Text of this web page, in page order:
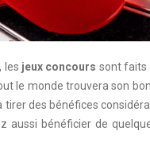
les jeux concours sont faits
le monde trouvera son
des bénéfices
aussi bénéficier de